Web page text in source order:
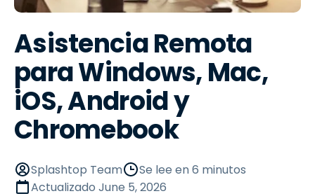
Asistencia Remota
para Windows, Mac,
iOS, Android y
Chromebook
Splashtop Team
Se lee en 6 minutos
Actualizado June 5, 2026